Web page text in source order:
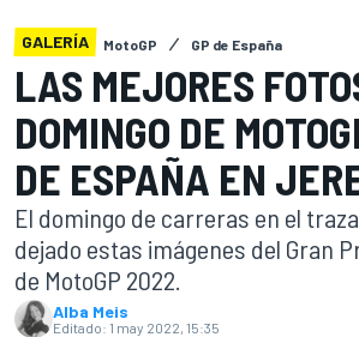
GALERÍA MotoGP GP de España
LAS MEJORES
DOMINGO DE
DE ESPAÑA EN
El domingo de carreras en el
dejado estas imágenes del Gran
de MotoGP 2022.
Alba Meis
Editado: 1 may 2022, 15:35